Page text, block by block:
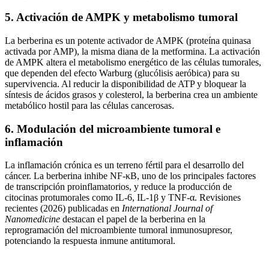
5. Activación de AMPK y metabolismo tumoral
La berberina es un potente activador de AMPK (proteína quinasa
activada por AMP), la misma diana de la metformina. La activación
de AMPK altera el metabolismo energético de las células tumorales,
que dependen del efecto Warburg (glucólisis aeróbica) para su
supervivencia. Al reducir la disponibilidad de ATP y bloquear la
síntesis de ácidos grasos y colesterol, la berberina crea un ambiente
metabólico hostil para las células cancerosas.
6. Modulación del microambiente tumoral e
inflamación
La inflamación crónica es un terreno fértil para el desarrollo del
cáncer. La berberina inhibe NF-κB, uno de los principales factores
de transcripción proinflamatorios, y reduce la producción de
citocinas protumorales como IL-6, IL-1β y TNF-α. Revisiones
recientes (2026) publicadas en International Journal of
Nanomedicine destacan el papel de la berberina en la
reprogramación del microambiente tumoral inmunosupresor,
potenciando la respuesta inmune antitumoral.